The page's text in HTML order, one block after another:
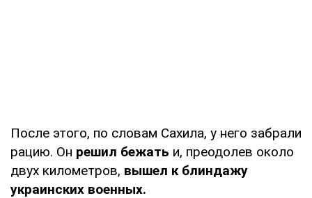
После этого, по словам Сахила, у него забрали
рацию. Он решил бежать и, преодолев около
двух километров, вышел к блиндажу
украинских военных.